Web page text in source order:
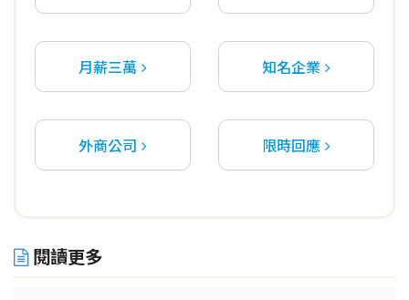
月薪三萬 知名企業
外商公司 限時回應
閱讀更多